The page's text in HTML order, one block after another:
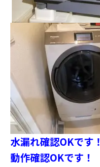
水漏れ確認OKです！
動作確認OKです！